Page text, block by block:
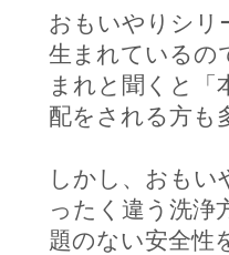
おもいやりシリ
生まれているの
まれと聞くと「
配をされる方も
しかし、おもい
ったく違う洗浄
題のない安全性